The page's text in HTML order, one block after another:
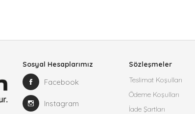
Sosyal Hesaplarımız
Facebook
Instagram
Sözleşmeler
Teslimat Koşulları
Ödeme Koşulları
İade Şartları